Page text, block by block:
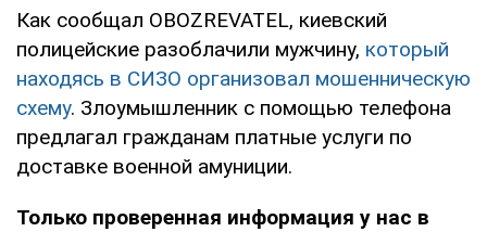
Как сообщал OBOZREVATEL, киевский
полицейские разоблачили мужчину, который
находясь в СИЗО организовал мошенническую
схему. Злоумышленник с помощью телефона
предлагал гражданам платные услуги по
доставке военной амуниции.
Только проверенная информация у нас в